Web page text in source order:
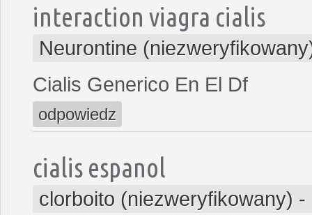
interaction viagra cialis
Neurontine
Cialis Generico En El Df
odpowiedz
cialis espanol
clorboito (niezweryfikowany) -